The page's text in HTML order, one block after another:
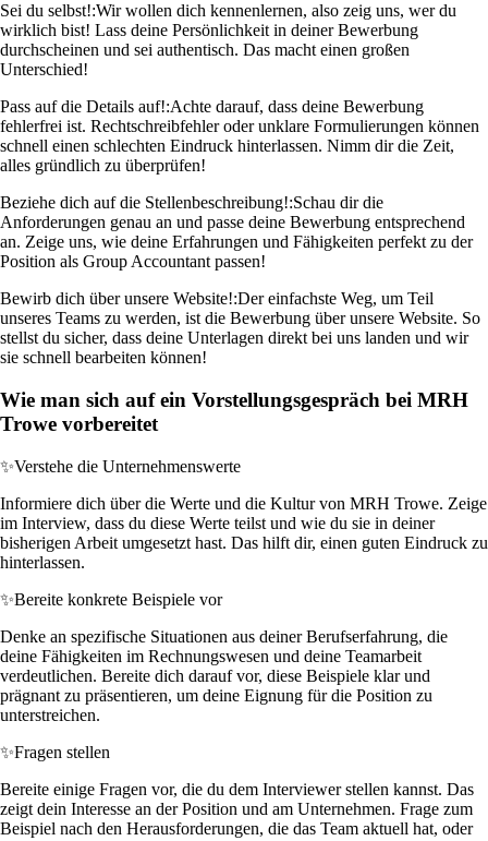
Sei du selbst!:Wir wollen dich kennenlernen, also zeig uns, wer du
wirklich bist! Lass deine Persönlichkeit in deiner Bewerbung
durchscheinen und sei authentisch. Das macht einen großen
Unterschied!
Pass auf die Details auf!:Achte darauf, dass deine Bewerbung
fehlerfrei ist. Rechtschreibfehler oder unklare Formulierungen können
schnell einen schlechten Eindruck hinterlassen. Nimm dir die Zeit,
alles gründlich zu überprüfen!
Beziehe dich auf die Stellenbeschreibung!:Schau dir die
Anforderungen genau an und passe deine Bewerbung entsprechend
an. Zeige uns, wie deine Erfahrungen und Fähigkeiten perfekt zu der
Position als Group Accountant passen!
Bewirb dich über unsere Website!:Der einfachste Weg, um Teil
unseres Teams zu werden, ist die Bewerbung über unsere Website. So
stellst du sicher, dass deine Unterlagen direkt bei uns landen und wir
sie schnell bearbeiten können!
Wie man sich auf ein Vorstellungsgespräch bei MRH
Trowe vorbereitet
✨Verstehe die Unternehmenswerte
Informiere dich über die Werte und die Kultur von MRH Trowe. Zeige
im Interview, dass du diese Werte teilst und wie du sie in deiner
bisherigen Arbeit umgesetzt hast. Das hilft dir, einen guten Eindruck zu
hinterlassen.
✨Bereite konkrete Beispiele vor
Denke an spezifische Situationen aus deiner Berufserfahrung, die
deine Fähigkeiten im Rechnungswesen und deine Teamarbeit
verdeutlichen. Bereite dich darauf vor, diese Beispiele klar und
prägnant zu präsentieren, um deine Eignung für die Position zu
unterstreichen.
✨Fragen stellen
Bereite einige Fragen vor, die du dem Interviewer stellen kannst. Das
zeigt dein Interesse an der Position und am Unternehmen. Frage zum
Beispiel nach den Herausforderungen, die das Team aktuell hat, oder